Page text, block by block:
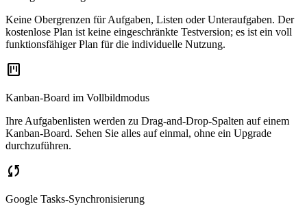
Keine Obergrenzen für Aufgaben, Listen oder Unteraufgaben. Der
kostenlose Plan ist keine eingeschränkte Testversion; es ist ein voll
funktionsfähiger Plan für die individuelle Nutzung.
view_kanban
Kanban-Board im Vollbildmodus
Ihre Aufgabenlisten werden zu Drag-and-Drop-Spalten auf einem
Kanban-Board. Sehen Sie alles auf einmal, ohne ein Upgrade
durchzuführen.
sync
Google Tasks-Synchronisierung